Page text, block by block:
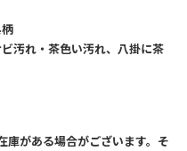
汚れ・茶色い汚れ、八掛に茶
がある場合がございます。そ